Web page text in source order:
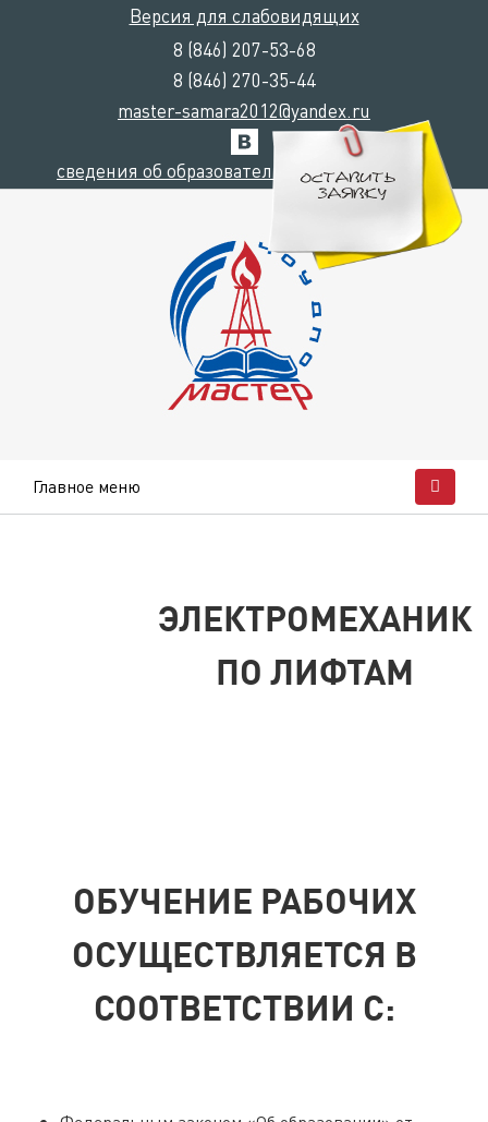
Версия для слабовидящих
8 (846) 207-53-68
8 (846) 270-35-44
master-samara2012@yandex.ru
сведения об образовательной организации
Главное меню
ЭЛЕКТРОМЕХАНИК
ПО ЛИФТАМ
ОБУЧЕНИЕ РАБОЧИХ
ОСУЩЕСТВЛЯЕТСЯ В
СООТВЕТСТВИИ С: